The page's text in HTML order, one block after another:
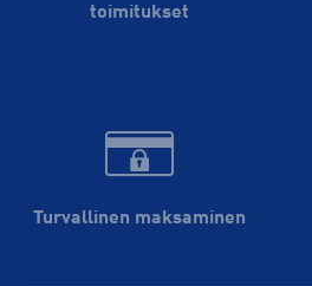
toimitukset
Turvallinen maksaminen